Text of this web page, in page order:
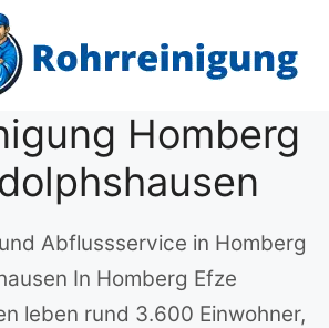
Homberg
Abflussservice in Homberg
In Homberg Efze
leben rund 3.600 Einwohner,